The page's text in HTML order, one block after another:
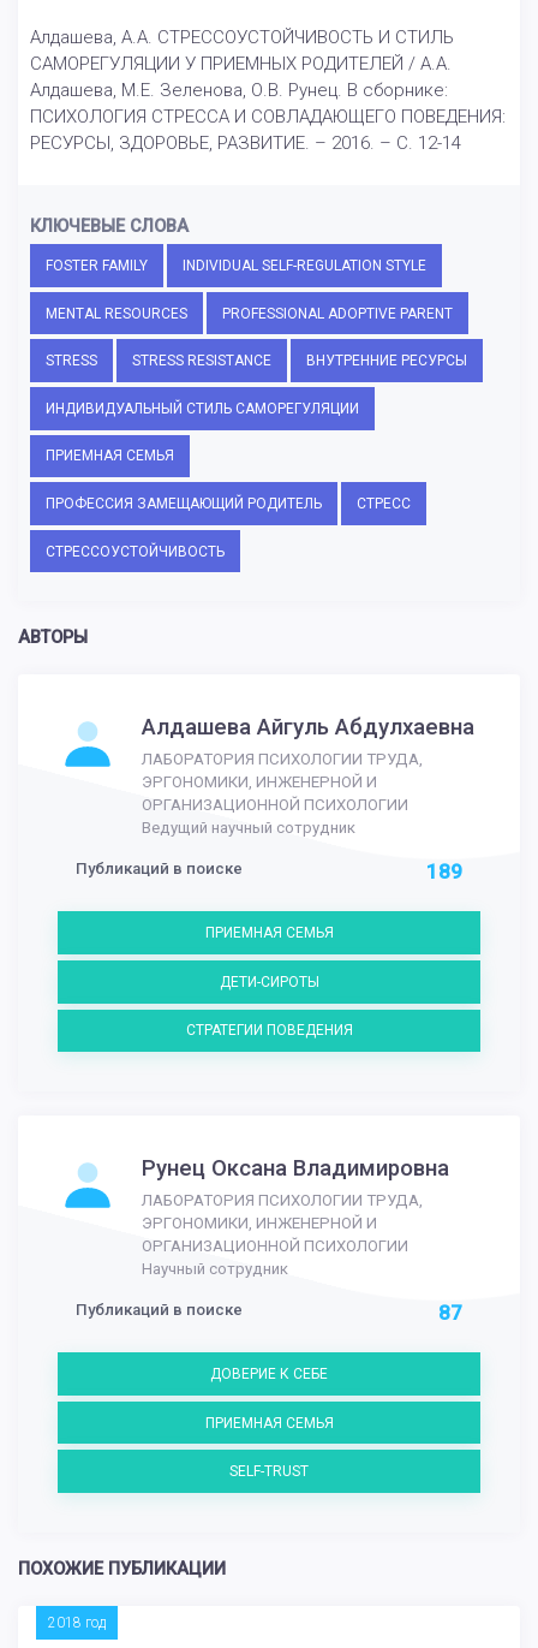
Алдашева, А.А. СТРЕССОУСТОЙЧИВОСТЬ И СТИЛЬ
САМОРЕГУЛЯЦИИ У ПРИЕМНЫХ РОДИТЕЛЕЙ / А.А.
Алдашева, М.Е. Зеленова, О.В. Рунец. В сборнике:
ПСИХОЛОГИЯ СТРЕССА И СОВЛАДАЮЩЕГО ПОВЕДЕНИЯ:
РЕСУРСЫ, ЗДОРОВЬЕ, РАЗВИТИЕ. – 2016. – С. 12-14
КЛЮЧЕВЫЕ СЛОВА
FOSTER FAMILY INDIVIDUAL SELF-REGULATION STYLE
MENTAL RESOURCES PROFESSIONAL ADOPTIVE PARENT
STRESS STRESS RESISTANCE ВНУТРЕННИЕ РЕСУРСЫ
ИНДИВИДУАЛЬНЫЙ СТИЛЬ САМОРЕГУЛЯЦИИ
ПРИЕМНАЯ СЕМЬЯ
ПРОФЕССИЯ ЗАМЕЩАЮЩИЙ РОДИТЕЛЬ СТРЕСС
СТРЕССОУСТОЙЧИВОСТЬ
АВТОРЫ
Алдашева Айгуль Абдулхаевна
ЛАБОРАТОРИЯ ПСИХОЛОГИИ ТРУДА,
ЭРГОНОМИКИ, ИНЖЕНЕРНОЙ И
ОРГАНИЗАЦИОННОЙ ПСИХОЛОГИИ
Ведущий научный сотрудник
Публикаций в поиске 189
ПРИЕМНАЯ СЕМЬЯ
ДЕТИ-СИРОТЫ
СТРАТЕГИИ ПОВЕДЕНИЯ
Рунец Оксана Владимировна
ЛАБОРАТОРИЯ ПСИХОЛОГИИ ТРУДА,
ЭРГОНОМИКИ, ИНЖЕНЕРНОЙ И
ОРГАНИЗАЦИОННОЙ ПСИХОЛОГИИ
Научный сотрудник
Публикаций в поиске 87
ДОВЕРИЕ К СЕБЕ
ПРИЕМНАЯ СЕМЬЯ
SELF-TRUST
ПОХОЖИЕ ПУБЛИКАЦИИ
2018 год